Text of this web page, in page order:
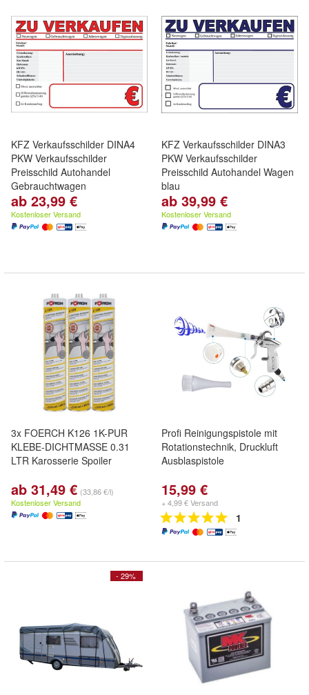
KFZ Verkaufsschilder DINA4
PKW Verkaufsschilder
Preisschild Autohandel
Gebrauchtwagen
ab 23,99 €
Kostenloser Versand
KFZ Verkaufsschilder DINA3
PKW Verkaufsschilder
Preisschild Autohandel Wagen
blau
ab 39,99 €
Kostenloser Versand
3x FOERCH K126 1K-PUR
KLEBE-DICHTMASSE 0.31
LTR Karosserie Spoiler
ab 31,49 € (33,86 €/l)
Kostenloser Versand
Profi Reinigungspistole mit
Rotationstechnik, Druckluft
Ausblaspistole
15,99 €
+ 4,99 € Versand
1
- 29%